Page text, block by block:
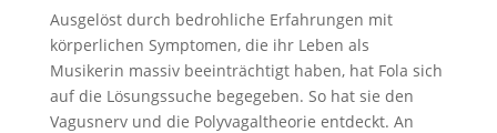
Ausgelöst durch bedrohliche Erfahrungen mit
körperlichen Symptomen, die ihr Leben als
Musikerin massiv beeinträchtigt haben, hat Fola sich
auf die Lösungssuche begegeben. So hat sie den
Vagusnerv und die Polyvagaltheorie entdeckt. An